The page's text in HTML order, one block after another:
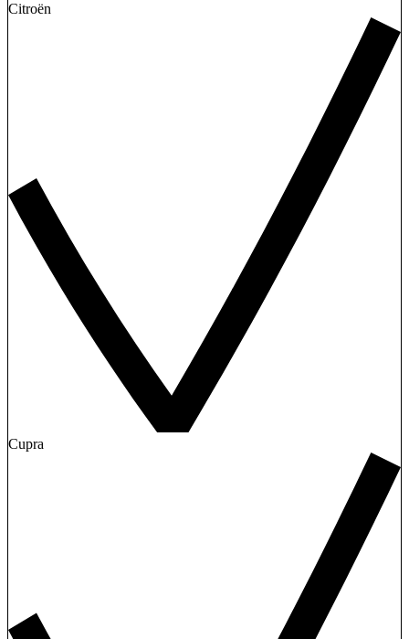
Citroën
Cupra